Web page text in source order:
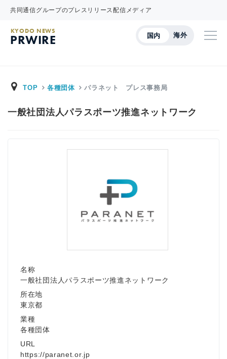
共同通信グループのプレスリリース配信メディア
国内 海外
KYODO NEWS
PRWIRE
TOP 各種団体 パラネット プレス事務局
一般社団法人パラスポーツ推進ネットワーク
名称
一般社団法人パラスポーツ推進ネットワーク
所在地
東京都
業種
各種団体
URL
https://paranet.or.jp